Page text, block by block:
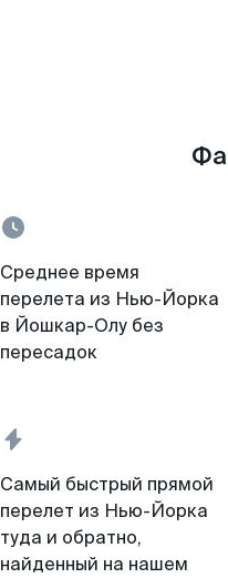
Среднее время
перелета из Нью-Йорка
в Йошкар-Олу без
пересадок
Самый быстрый прямой
перелет из Нью-Йорка
туда и обратно,
найденный на нашем